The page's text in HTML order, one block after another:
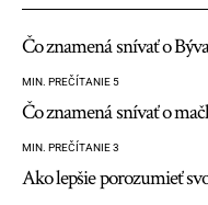
Čo znamená snívať o
MIN. PREČÍTANIE 5
Čo znamená snívať o
MIN. PREČÍTANIE 3
Ako lepšie porozumieť